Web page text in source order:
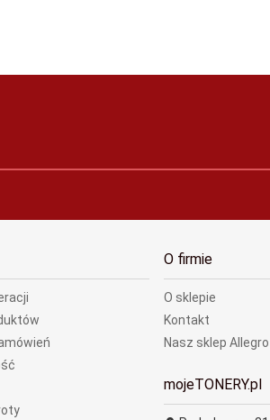
O firmie
O sklepie
Kontakt
Nasz sklep Allegro
mojeTONERY.pl